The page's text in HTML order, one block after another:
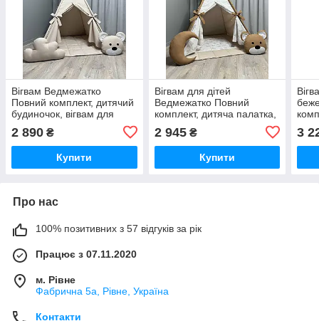
Вігвам Ведмежатко
Повний комплект, дитячий
будиночок, вігвам для
хлопчика, дитяча палатка,
вігвам для дівчинки
2 890 ₴
Купити
Вігвам для дітей
Ведмежатко Повний
комплект, дитяча палатка,
вігвам для дівчинки, вігвам
для хлопчика
2 945₴
Купити
3
Про нас
100% позитивних з 57 відгуків за рік
Працює з 07.11.2020
м. Рівне
Фабрична 5а, Рівне, Україна
Контакти